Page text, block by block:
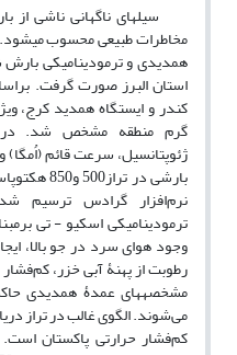
سیل­های ناگهانی ناشی از
مخاطرات طبیعی محسوب
استان البرز صورت گرفت.
کندر و ایستگاه همدید کرج،
گرم منطقه مشخص شد. در
ژئوپتانسیل، سرعت قائم (اُمگا)
بارشی در
نرم‌افزار گرادس ترسیم
ترمودینامیکی اسکیو - تی
وجود هوای سرد در جو بالا،
رطوبت از پهنۀ آبی خزر،
مشخصه­های عمدۀ همدیدی
می‌شوند. الگوی غالب در تراز
کم‌فشار حرارتی پاکستان